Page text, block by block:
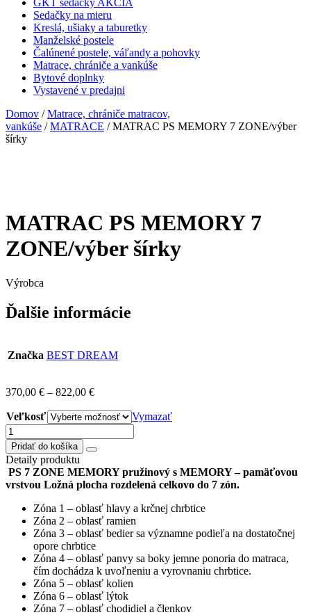
GKT sedačky AKCIA
Sedačky na mieru
Kreslá, ušiaky a taburetky
Manželské postele
Čalúnené postele, váľandy a pohovky
Matrace, chrániče a vankúše
Bytové doplnky
Vystavené v predajni
Domov /Matrace, chrániče matracov,
vankúše /MATRACE / MATRAC PS MEMORY 7 ZONE/výber
šírky
MATRAC PS MEMORY 7
ZONE/výber šírky
Výrobca
Ďalšie informácie
Značka BEST DREAM
370,00 € – 822,00 €
Veľkosť
Vymazať
množstvo
MATRAC
PS
MEMORY
7
ZONE/výber
šírky
Pridať do košíka
Detaily produktu
PS 7 ZONE MEMORY pružinový s MEMORY – pamäťovou
vrstvou Ložná plocha rozdelená celkovo do 7 zón.
Zóna 1 – oblasť hlavy a krčnej chrbtice
Zóna 2 – oblasť ramien
Zóna 3 – oblasť bedier sa významne podieľa na dostatočnej
opore chrbtice
Zóna 4 – oblasť panvy sa boky jemne ponoria do matraca,
čím dochádza k uvoľneniu a vyrovnaniu chrbtice.
Zóna 5 – oblasť kolien
Zóna 6 – oblasť lýtok
Zóna 7 – oblasť chodidiel a členkov